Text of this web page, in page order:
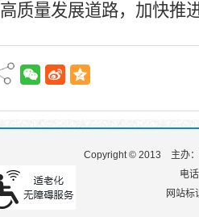
高质量发展道路，加快推
Copyright © 2013 主办
电
网站标